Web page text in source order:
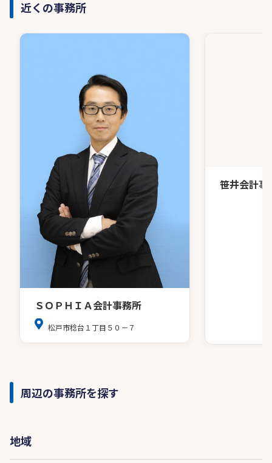
近くの事務所
ＳＯＰＨＩＡ会計事務所
松戸市稔台１丁目５０－７
笹井会計事
周辺の事務所を探す
地域